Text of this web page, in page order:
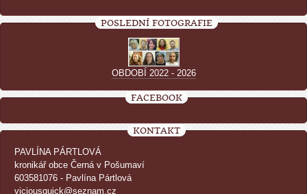
POSLEDNÍ FOTOGRAFIE
OBDOBÍ 2022 - 2026
FACEBOOK
KONTAKT
PAVLÍNA PÁRTLOVÁ
kronikář obce Černá v Pošumaví
603581076 - Pavlína Pártlová
viciousquick@seznam.cz